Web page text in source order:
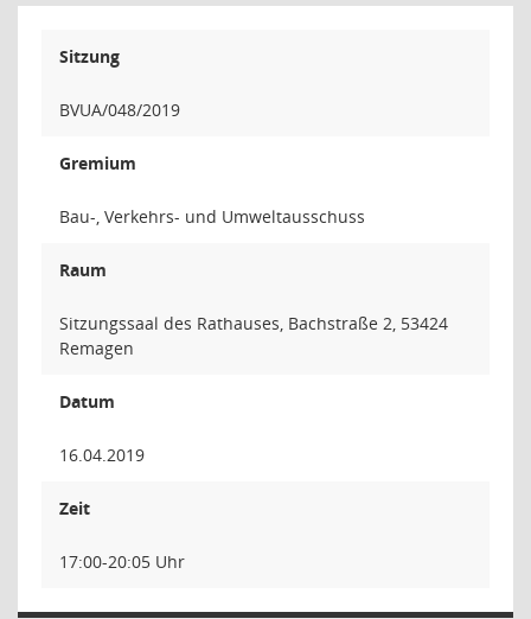
Sitzung
BVUA/048/2019
Gremium
Bau-, Verkehrs- und Umweltausschuss
Raum
Sitzungssaal des Rathauses, Bachstraße 2, 53424
Remagen
Datum
16.04.2019
Zeit
17:00-20:05 Uhr